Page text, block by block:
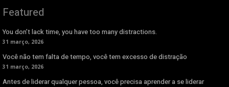
Featured
You don’t lack time, you have too many distractions.
31 março, 2026
Você não tem falta de tempo, você tem excesso de distração
31 março, 2026
Antes de liderar qualquer pessoa, você precisa aprender a se liderar